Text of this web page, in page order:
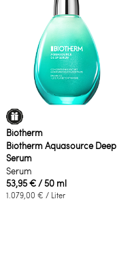
Biotherm
Biotherm Aquasource Deep
Serum
Serum
53,95 €/ 50 ml
1.079,00 € / Liter